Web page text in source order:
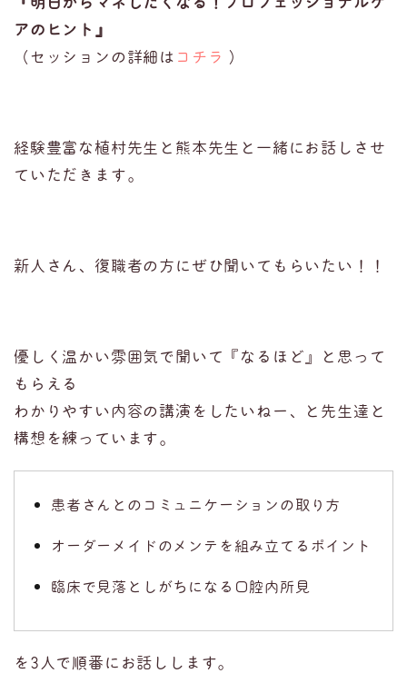
アのヒント』
（セッションの詳細は コチラ ）
経験豊富な植村先生と熊本先生と一緒にお話しさせ
ていただきます。
新人さん、復職者の方にぜひ聞いてもらいたい！！
優しく温かい雰囲気で聞いて『なるほど』と思って
もらえる
わかりやすい内容の講演をしたいねー、と先生達と
構想を練っています。
患者さんとのコミュニケーションの取り方
オーダーメイドのメンテを組み立てるポイント
臨床で見落としがちになる口腔内所見
を3人で順番にお話しします。